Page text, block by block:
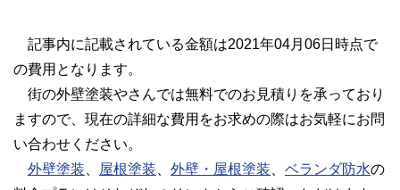
記事内に記載されている金額は2021年04月06日時点で
の費用となります。
街の外壁塗装やさんでは無料でのお見積りを承っており
ますので、現在の詳細な費用をお求めの際はお気軽にお問
い合わせください。
外壁塗装
屋根塗装 外壁・屋根塗装 ベランダ防水の